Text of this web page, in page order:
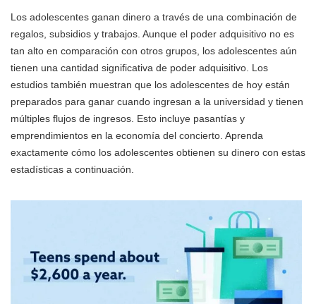
Los adolescentes ganan dinero a través de una combinación de
regalos, subsidios y trabajos. Aunque el poder adquisitivo no es
tan alto en comparación con otros grupos, los adolescentes aún
tienen una cantidad significativa de poder adquisitivo. Los
estudios también muestran que los adolescentes de hoy están
preparados para ganar cuando ingresan a la universidad y tienen
múltiples flujos de ingresos. Esto incluye pasantías y
emprendimientos en la economía del concierto. Aprenda
exactamente cómo los adolescentes obtienen su dinero con estas
estadísticas a continuación.